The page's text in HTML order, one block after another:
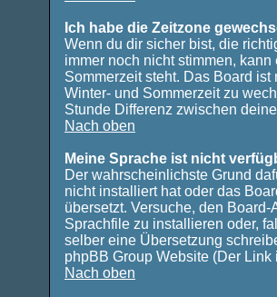
Ich habe die Zeitzone
Wenn du dir sicher bist, die
immer noch nicht stimmen,
Sommerzeit steht. Das Board
Winter- und Sommerzeit zu
Stunde Differenz zwischen
Nach oben
Meine Sprache ist nicht
Der wahrscheinlichste Grund
nicht installiert hat oder das
übersetzt. Versuche, den
Sprachfile zu installieren oder,
selber eine Übersetzung
phpBB Group Website (Der
Nach oben